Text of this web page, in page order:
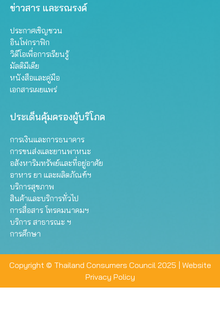
ข่าวสาร และรณรงค์
ประกาศเชิญชวน
อินโฟกราฟิก
วิดีโอเพื่อการเรียนรู้
มัลติมีเดีย
หนังสือและคู่มือ
เอกสารเผยแพร่
ประเด็นคุ้มครองผู้บริโภค
การเงินและการธนาคาร
การขนส่งและยานพาหนะ
อสังหาริมทรัพย์และที่อยู่อาศัย
อาหาร ยา และผลิตภัณฑ์ฯ
บริการสุขภาพ
สินค้าและบริการทั่วไป
การสื่อสาร โทรคมนาคมฯ
บริการ สาธารณะ ฯ
การศึกษา
Copyright © Thailand Consumers Council 2025 | Website
Privacy Policy